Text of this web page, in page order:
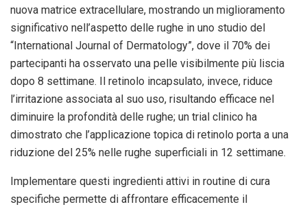
nuova matrice extracellulare, mostrando un miglioramento
significativo nell’aspetto delle rughe in uno studio del
“International Journal of Dermatology”, dove il 70% dei
partecipanti ha osservato una pelle visibilmente più liscia
dopo 8 settimane. Il retinolo incapsulato, invece, riduce
l’irritazione associata al suo uso, risultando efficace nel
diminuire la profondità delle rughe; un trial clinico ha
dimostrato che l’applicazione topica di retinolo porta a una
riduzione del 25% nelle rughe superficiali in 12 settimane.
Implementare questi ingredienti attivi in routine di cura
specifiche permette di affrontare efficacemente il